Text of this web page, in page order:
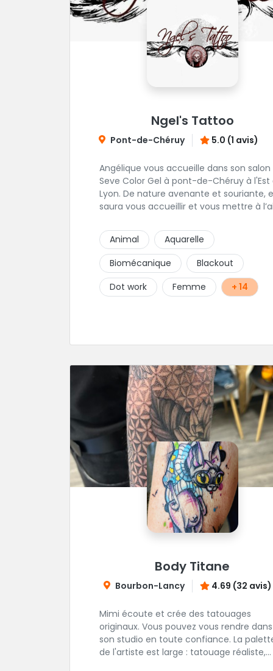
Ngel's Tattoo
Pont-de-Chéruy 5.0 (1 avis)
Angélique vous accueille dans son salon
Seve Color Gel à pont-de-Chéruy à l'Est
Lyon. De nature avenante et souriante, elle
saura vous accueillir et vous mettre à
très fin lui permet de réaliser tous types
tatouages allant des calligraphies, motifs
floraux au réalisme.
Animal
Aquarelle
Biomécanique
Blackout
Dot work
Femme + 14
Body Titane
Bourbon-Lancy 4.69 (32 avis)
Mimi écoute et crée des tatouages
originaux. Vous pouvez vous rendre dans
son studio en toute confiance. La
de l'artiste est large : tatouage réaliste,